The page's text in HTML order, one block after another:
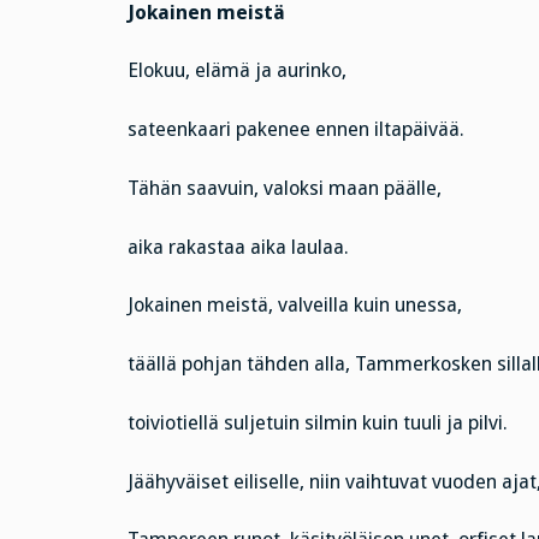
Jokainen meistä
Elokuu, elämä ja aurinko,
sateenkaari pakenee ennen iltapäivää.
Tähän saavuin, valoksi maan päälle,
aika rakastaa aika laulaa.
Jokainen meistä, valveilla kuin unessa,
täällä pohjan tähden alla, Tammerkosken
toiviotiellä suljetuin silmin kuin tuuli ja pilvi.
Jäähyväiset eiliselle, niin vaihtuvat vuoden